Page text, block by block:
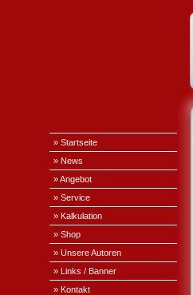
» Startseite
» News
» Angebot
» Service
» Kalkulation
» Shop
» Unsere Autoren
» Links / Banner
» Kontakt